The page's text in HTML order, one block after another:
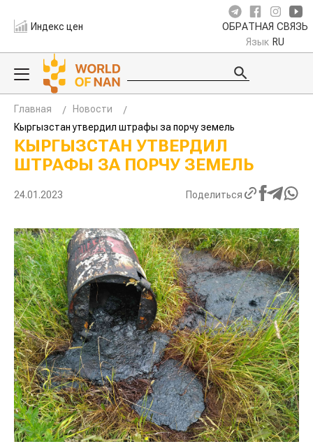
Индекс цен ОБРАТНАЯ СВЯЗЬ
Язык RU
Главная
Новости
Кыргызстан утвердил штрафы за порчу земель
КЫРГЫЗСТАН УТВЕРДИЛ
ШТРАФЫ ЗА ПОРЧУ ЗЕМЕЛЬ
24.01.2023 Поделиться